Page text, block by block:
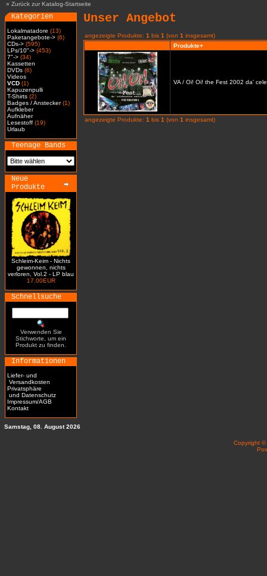
» Zurück zur Katalog-Startseite
Kategorien
Lokalmatadore (13)
Paketangebote-> (6)
CDs-> (595)
LPs/10"-> (453)
7"-> (34)
Kassetten
DVDs (6)
Videos
VCD (1)
Kapuzenpulli
T-Shirts (2)
Badges / Anstecker(1)
Aufkleber
Aufnäher
Lesestoff (19)
Urlaub
Teenage Bands
Neue
Produkte
Schleim-Keim - Nichts
gewonnen, nichts
verloren, Vol.2 - LP blau
17.00EUR
Schnellsuche
Verwenden Sie
Stichworte, um ein
Produkt zu finden.
Informationen
Liefer- und
Versandkosten
Privatsphäre
und Datenschutz
Impressum/AGB
Kontakt
Unser Angebot
angezeigte Produkte: 1 bis 1 (von 1 insgesamt)
Produkte+
VA / Oi! Oi! the Fest 2002 da'
angezeigte Produkte: 1 bis 1 (von 1 insgesamt)
Samstag, 08. August 2026
Copyright